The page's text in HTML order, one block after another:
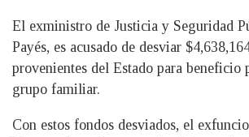
El exministro de Justicia y Seguridad
Payés, es acusado de desviar
provenientes del Estado para beneficio
grupo familiar.
Con estos fondos desviados, el